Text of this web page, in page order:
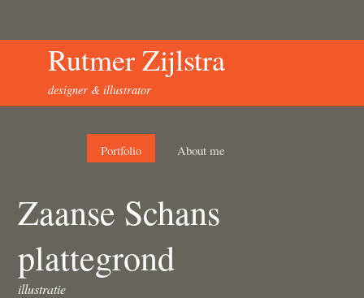
Rutmer Zijlstra
designer & illustrator
Portfolio About me
Zaanse Schans
plattegrond
illustratie